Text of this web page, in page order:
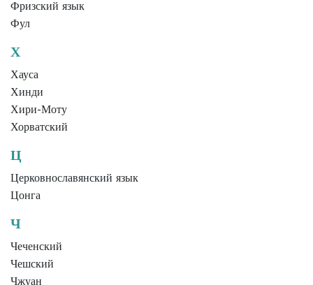
Фризский язык
Фул
Х
Хауса
Хинди
Хири-Моту
Хорватский
Ц
Церковнославянский язык
Цонга
Ч
Чеченский
Чешский
Чжуан